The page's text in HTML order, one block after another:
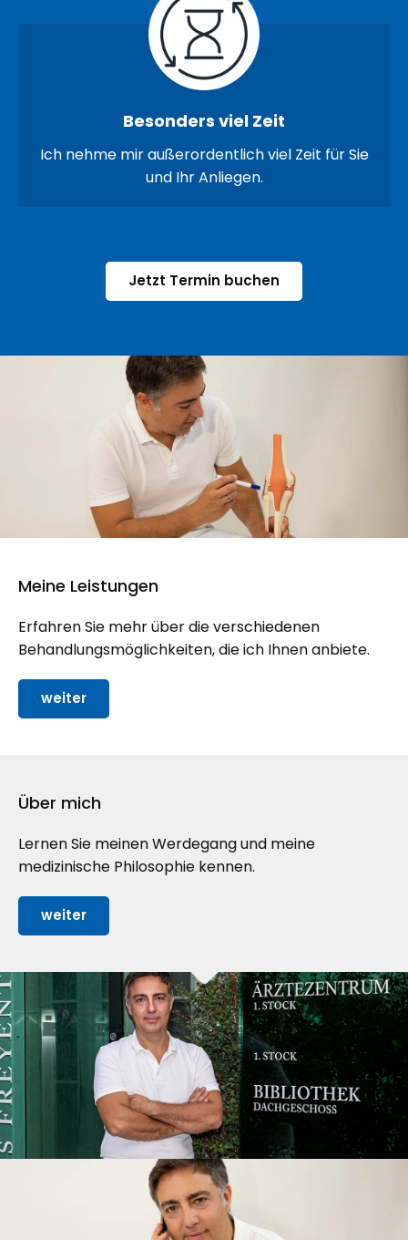
Besonders viel Zeit
Ich nehme mir außerordentlich viel Zeit für Sie
und Ihr Anliegen.
Jetzt Termin buchen
Meine Leistungen
Erfahren Sie mehr über die verschiedenen
Behandlungsmöglichkeiten, die ich Ihnen anbiete.
weiter
Über mich
Lernen Sie meinen Werdegang und meine
medizinische Philosophie kennen.
weiter